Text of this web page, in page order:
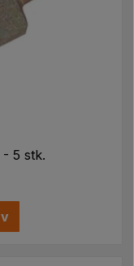
5 stk.